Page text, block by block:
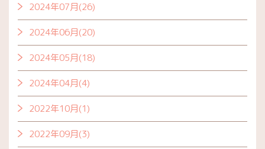
2024年07月(26)
2024年06月(20)
2024年05月(18)
2024年04月(4)
2022年10月(1)
2022年09月(3)